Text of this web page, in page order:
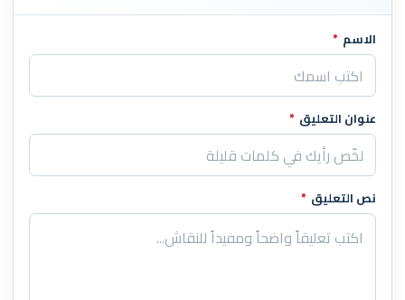
اترك هذا الحقل فارغاً
الاسم *
عنوان التعليق *
نص التعليق *